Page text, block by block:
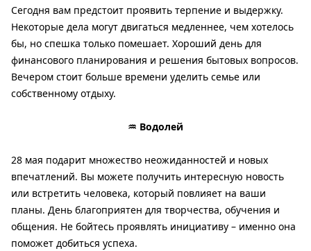
Сегодня вам предстоит проявить терпение и выдержку.
Некоторые дела могут двигаться медленнее, чем хотелось
бы, но спешка только помешает. Хороший день для
финансового планирования и решения бытовых вопросов.
Вечером стоит больше времени уделить семье или
собственному отдыху.
♒ Водолей
28 мая подарит множество неожиданностей и новых
впечатлений. Вы можете получить интересную новость
или встретить человека, который повлияет на ваши
планы. День благоприятен для творчества, обучения и
общения. Не бойтесь проявлять инициативу – именно она
поможет добиться успеха.